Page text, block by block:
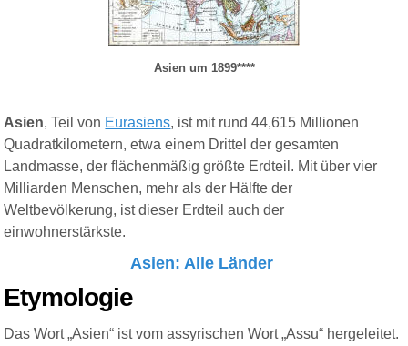
Asien um 1899****
Asien, Teil von Eurasiens, ist mit rund 44,615 Millionen
Quadratkilometern, etwa einem Drittel der gesamten
Landmasse, der flächenmäßig größte Erdteil . Mit über vier
Milliarden Menschen, mehr als der Hälfte der
Weltbevölkerung, ist dieser Erdteil auch der
einwohnerstärkste.
Asien: Alle Länder
Etymologie
Das Wort „Asien“ ist vom assyrischen Wort „Assu“ hergeleitet.